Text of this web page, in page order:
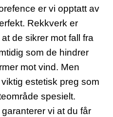
er vi opptatt av
Rekkverk er
de sikrer mot fall fra
som de hindrer
mot vind. Men
estetisk preg som
spesielt.
vi at du får